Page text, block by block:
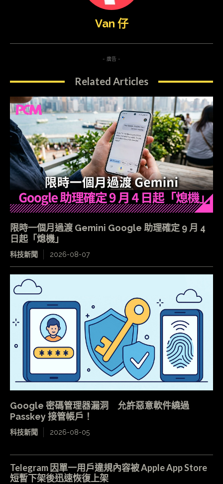
Van 仔
- 廣告 -
Related Articles
限時一個月過渡 Gemini Google 助理確定 9 月 4
日起「熄機」
科技新聞 2026-08-07
Google 密碼管理器漏洞 允許惡意軟件繞過
Passkey 接管帳戶！
科技新聞 2026-08-05
Telegram 因單一用戶違規內容被 Apple App Store
短暫下架後迅速恢復上架